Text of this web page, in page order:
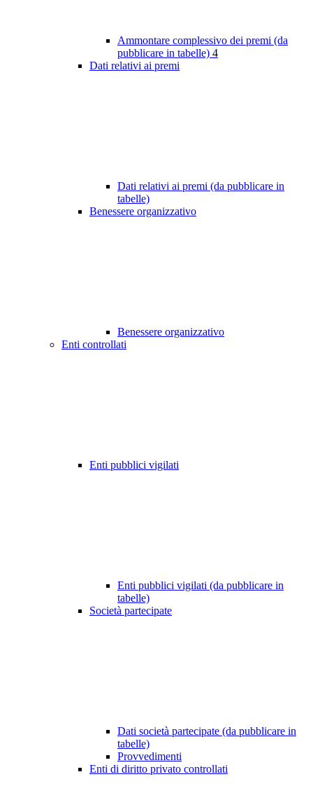
Ammontare complessivo dei premi (da
pubblicare in tabelle) 4
Dati relativi ai premi
Dati relativi ai premi (da pubblicare in
tabelle)
Benessere organizzativo
Benessere organizzativo
Enti controllati
Enti pubblici vigilati
Enti pubblici vigilati (da pubblicare in
tabelle)
Società partecipate
Dati società partecipate (da pubblicare in
tabelle)
Provvedimenti
Enti di diritto privato controllati